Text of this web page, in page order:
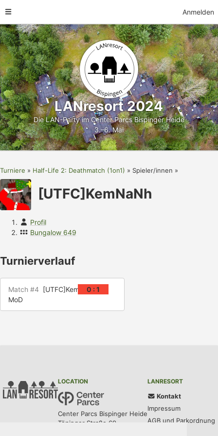
Anmelden
LANresort 2024
Die LAN-Party im Center Parcs Bispinger Heide
3.–6. Mai
Turniere Half-Life 2: Deathmatch (1on1) Spieler/innen
[UTFC]KemNaNh
Profil
Bungalow 649
Turnierverlauf
Match #4 [UTFC]KemNaNh
0 : 1
MoD
LOCATION
Center Parcs Bispinger Heide
Töpinger Straße 69
LANRESORT
Kontakt
Impressum
AGB und Parkordnung